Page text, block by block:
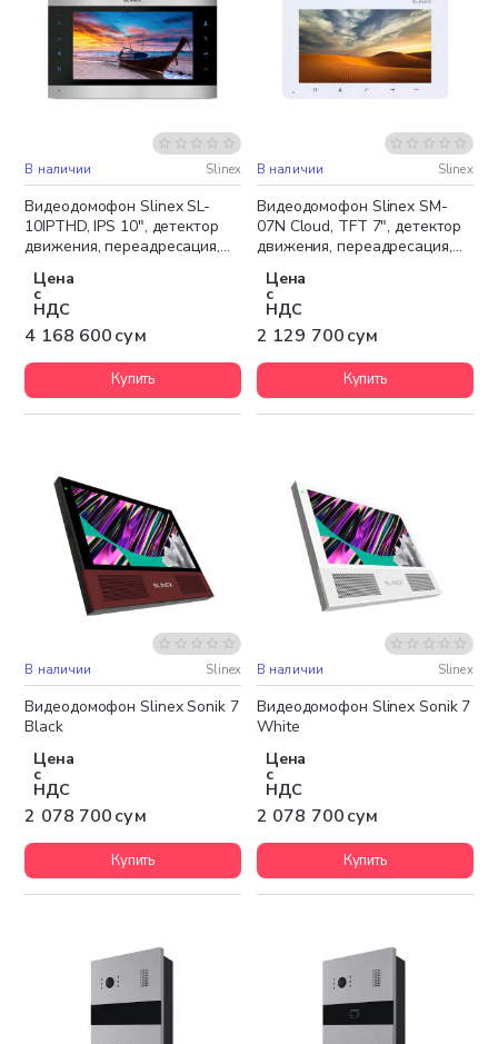
Бесплатная доставка
В наличии Slinex
Видеодомофон Slinex SL-
10IPTHD, IPS 10", детектор
движения, переадресация,
Цена
с
НДС
4 168 600 сум
Купить
Бесплатная доставка
В наличии Slinex
Видеодомофон Slinex SM-
07N Cloud, TFT 7", детектор
движения, переадресация,
Цена
с
НДС
2 129 700 сум
Купить
Бесплатная доставка
В наличии Slinex
Видеодомофон Slinex Sonik 7
Black
Цена
с
НДС
2 078 700 сум
Купить
Бесплатная доставка
В наличии Slinex
Видеодомофон Slinex Sonik 7
White
Цена
с
НДС
2 078 700 сум
Купить